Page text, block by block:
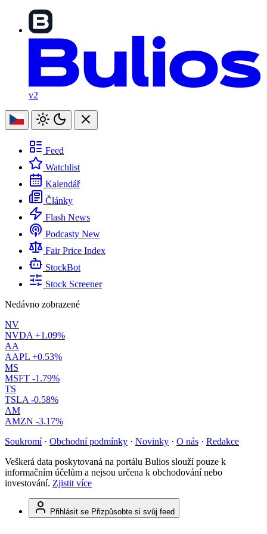
v2
Feed
Watchlist
Kalendář
Články
Flash News
Podcasty New
Fair Price Index
StockBot
Stock Screener
Nedávno zobrazené
NV
NVDA +1.09%
AA
AAPL +0.53%
MS
MSFT -1.79%
TS
TSLA -0.58%
AM
AMZN -3.17%
Soukromí · Obchodní podmínky · Novinky · O nás · Redakce
Veškerá data poskytovaná na portálu Bulios slouží pouze k
informačním účelům a nejsou určena k obchodování nebo
investování. Zjistit více
Přihlásit se Přizpůsobte si svůj feed